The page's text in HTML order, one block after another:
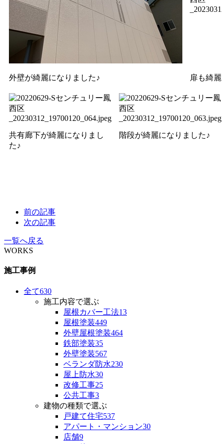
外壁が綺麗になりました♪ 扉も綺
共有廊下が綺麗になりまし
た♪
階段が綺麗になりました♪
前の記事
次の記事
一覧へ戻る
WORKS
施工事例
全て630
施工内容で選ぶ
屋根カバー工法13
屋根塗装449
外壁屋根塗装464
鉄部塗装35
外壁塗装567
ベランダ防水230
屋上防水30
改修工事25
公共工事3
建物の種類で選ぶ
戸建て住宅537
アパート・マンション30
店舗9